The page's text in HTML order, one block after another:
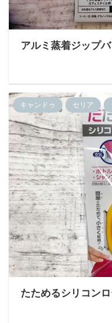
アルミ蒸着ジップ
キャンドゥ セリア
たためるシリコンロ